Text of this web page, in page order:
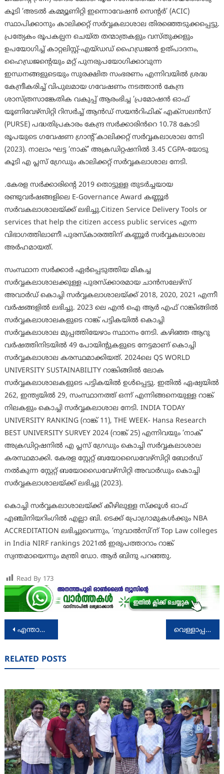
കൂടി ‘അടൽ കമ്മ്യൂണിറ്റി ഇന്നൊവേഷൻ സെന്റർ’ (ACIC)
സ്ഥാപിക്കാനും കാലിക്കറ്റ് സർവ്വകലാശാല തിരഞ്ഞെടുക്കപ്പെട്ടു.
പ്രത്യേകം രൂപകല്പന ചെയ്ത തന്മാത്രകളും വസ്തുക്കളും
ഉപയോഗിച്ച് കാറ്റലിസ്റ്റ്-എയ്ഡഡ് ഹൈഡ്രജൻ ഉത്പാദനം,
ഹൈഡ്രജന്റെയും മറ്റ് പുനരുപയോഗിക്കാവുന്ന
ഇന്ധനങ്ങളുടെയും സുരക്ഷിത സംഭരണം എന്നിവയിൽ ശ്രദ്ധ
കേന്ദ്രീകരിച്ച് വിപുലമായ ഗവേഷണം നടത്താൻ കേന്ദ്ര
ശാസ്ത്രസാങ്കേതിക വകുപ്പ് ആരംഭിച്ച ‘പ്രമോഷൻ ഓഫ്
യൂണിവേഴ്സിറ്റി റിസർച്ച് ആൻഡ് സയൻറിഫിക് എക്സലൻസ്
(PURSE) പദ്ധതിപ്രകാരം കേന്ദ്ര സർക്കാരിൻറെ 10.78 കോടി
രൂപയുടെ ഗവേഷണ ഗ്രാന്റ് കാലിക്കറ്റ് സർവ്വകലാശാല നേടി
(2023). നാലാം ഘട്ട ‘നാക്’ അക്രഡിറ്റഷനിൽ 3.45 CGPA-യോടു
കൂടി എ പ്ലസ് ഗ്രേഡും കാലിക്കറ്റ് സർവ്വകലാശാല നേടി.
.കേരള സർക്കാരിന്റെ 2019 തൊട്ടുള്ള തുടർച്ചയായ
രണ്ടുവർഷങ്ങളിലെ E-Governance Award കണ്ണൂർ
സർവകലാശാലയ്ക്ക് ലഭിച്ചു.Citizen Service Delivery Tools or
services that help the citizen access public services എന്ന
വിഭാഗത്തിലാണീ പുരസ്‌കാരത്തിന് കണ്ണൂർ സർവ്വകലാശാല
അർഹമായത്.
സംസ്ഥാന സർക്കാർ ഏർപ്പെടുത്തിയ മികച്ച
സർവ്വകലാശാലക്കുള്ള പുരസ്ക്കാരമായ ചാൻസലേഴ്സ്
അവാർഡ് കൊച്ചി സർവ്വകലാശാലയ്ക്ക് 2018, 2020, 2021 എന്നീ
വർഷങ്ങളിൽ ലഭിച്ചു. 2023 ലെ എൻ ഐ ആർ എഫ് റാങ്കിങ്ങിൽ
സർവ്വകലാശാലകളുടെ റാങ്ക് പട്ടികയിൽ കൊച്ചി
സർവ്വകലാശാല മുപ്പത്തിയേഴാം സ്ഥാനം നേടി. കഴിഞ്ഞ ആറു
വർഷത്തിനിടയിൽ 49 പോയിന്റുകളുടെ നേട്ടമാണ് കൊച്ചി
സർവ്വകലാശാല കരസ്ഥമാക്കിയത്. 2024ലെ QS WORLD
UNIVERSITY SUSTAINABILITY റാങ്കിങ്ങിൽ ലോക
സർവ്വകലാശാലകളുടെ പട്ടികയിൽ ഉൾപ്പെട്ടു. ഇതിൽ ഏഷ്യയിൽ
262, ഇന്ത്യയിൽ 29, സംസ്ഥാനത്ത് ഒന്ന് എന്നിങ്ങനെയുള്ള റാങ്ക്
നിലകളും കൊച്ചി സർവ്വകലാശാല നേടി. INDIA TODAY
UNIVERSITY RANKING (റാങ്ക് 11), THE WEEK- Hansa Research
BEST UNIVERSITY SURVEY 2024 (റാങ്ക് 25) എന്നിവയും ‘നാക്’
അക്രഡിറ്റഷനിൽ എ പ്ലസ് ഗ്രേഡും കൊച്ചി സർവ്വകലാശാല
കരസ്ഥമാക്കി. കേരള സ്റ്റേറ്റ് ബയോഡൈവേഴ്സിറ്റി ബോർഡ്
നൽകുന്ന സ്റ്റേറ്റ് ബയോഡൈവേഴ്സിറ്റി അവാർഡും കൊച്ചി
സർവ്വകലാശാലയ്ക്ക് ലഭിച്ചു (2023).
കൊച്ചി സർവ്വകലാശാലയ്ക്ക് കീഴിലുള്ള സ്ക്കൂൾ ഓഫ്
എഞ്ചിനിയറിംഗിൽ എല്ലാ ബി. ടെക്ക് പ്രോഗ്രാമുകൾക്കും NBA
ACCREDITATION ലഭിച്ചുവെന്നും, ‘നുവാൽസി’ന് Top Law colleges
in India NIRF rankings 2021ൽ ഇരുപത്താറാം റാങ്ക്
സ്വന്തമായെന്നും മന്ത്രി ഡോ. ആർ ബിന്ദു പറഞ്ഞു.
Read By 173
Post
എന്തായാലും പറഞ്ഞ കാര്യങ്ങള്‍ നടത്തും: രാജീവ് ചന്ദ്രശേഖർ വെള്ളാപ്പള്ളിയുടെ ‘ന്യുനപക്ഷ പ്രീണന’ പരാമർശ ത്തില്‍ മാനവ ഐക്യവേദി പ്രതികരിച്ചു
RELATED POSTS